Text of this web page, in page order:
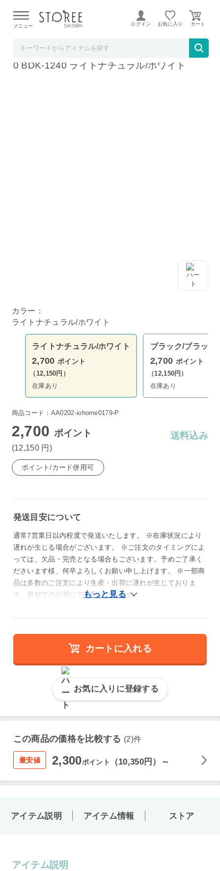
よる配送遅延が発生しております。
メニュー ログイン お気に入り
アイリスオーヤマ ベーシックデスク1200×40
0 BDK-1240 ライトナチュラル/ホワイト
カラー：
ライトナチュラル/ホワイト
ライトナチュラル/ホワイト
2,700 ポイント
（12,150円）
在庫あり
ブラック/ブラック
2,700 ポイント
（12,150円）
在庫あり
商品コード：AA0202-iohome0179-P
2,700 ポイント
(12,150 円 )
送料込み
ポイント/カード併用可
発送目安について
通常7営業日以内程度で発送いたします。 ※在庫状況により
遅れが生じる場合がございます。 ※ご注文のタイミングによ
っては、欠品・完売となる場合もございます。予めご了承く
ださいます様、何卒よろしくお願い申し上げます。 ※一部商
品は多数のご注文により生産・出荷に遅れが生じておりま
す。最短での出荷にて手配いたします。
カートに入れる
お気に入りに登録する
この商品の価格を比較する (2)件
最安値 2,300ポイント （10,350円）～
アイテム説明 アイテム情報 ストア
アイテム説明